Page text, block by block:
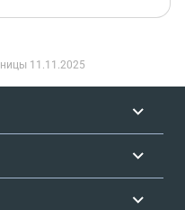
11.11.2025